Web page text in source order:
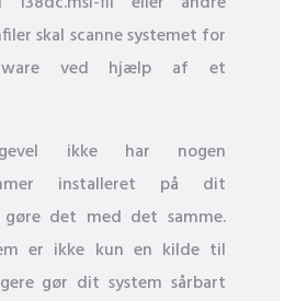
skal scanne systemet for
ved hjælp af et
ikke har nogen
installeret på dit
det med det samme.
er ikke kun en kilde til
gør dit system sårbart